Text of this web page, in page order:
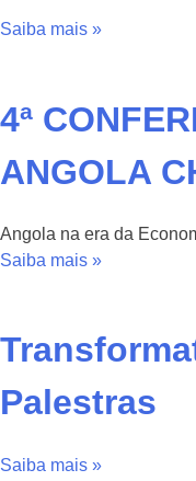
Saiba mais »
4ª
ANGOLA
Angola na era da
Saiba mais »
Palestras
Saiba mais »